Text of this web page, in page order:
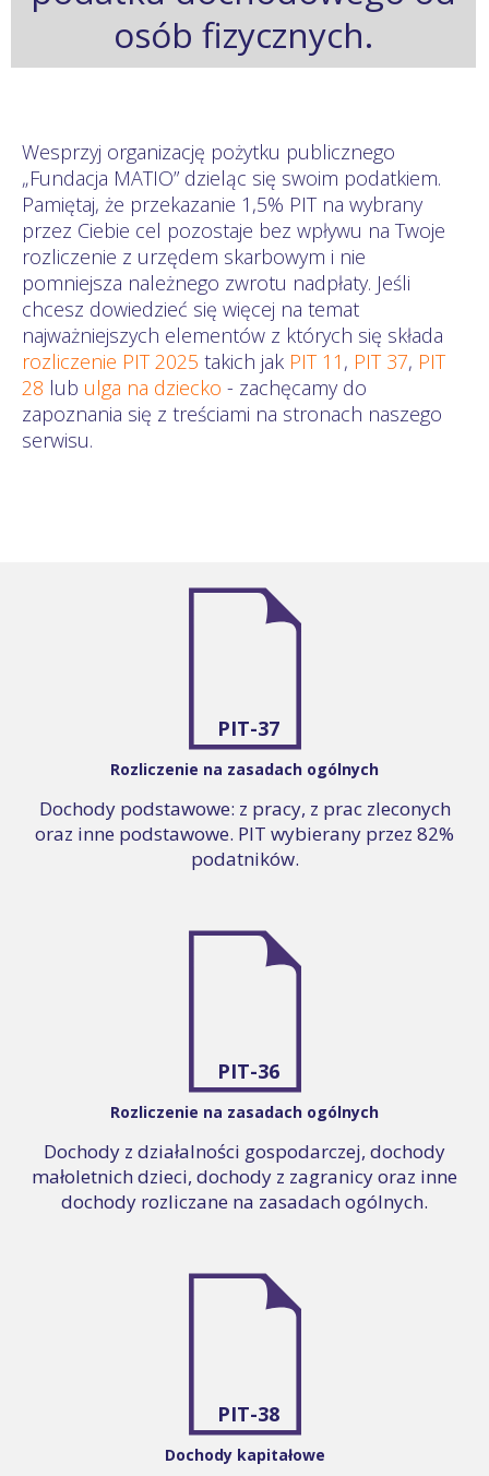
osób fizycznych.
Wesprzyj organizację pożytku publicznego
„Fundacja MATIO” dzieląc się swoim podatkiem.
Pamiętaj, że przekazanie 1,5% PIT na wybrany
przez Ciebie cel pozostaje bez wpływu na Twoje
rozliczenie z urzędem skarbowym i nie
pomniejsza należnego zwrotu nadpłaty. Jeśli
chcesz dowiedzieć się więcej na temat
najważniejszych elementów z których się składa
rozliczenie PIT 2025 takich jak PIT 11 , PIT 37, PIT
28 lub ulga na dziecko - zachęcamy do
zapoznania się z treściami na stronach naszego
serwisu.
PIT-37
Rozliczenie na zasadach ogólnych
Dochody podstawowe: z pracy, z prac zleconych
oraz inne podstawowe. PIT wybierany przez 82%
podatników.
PIT-36
Rozliczenie na zasadach ogólnych
Dochody z działalności gospodarczej, dochody
małoletnich dzieci, dochody z zagranicy oraz inne
dochody rozliczane na zasadach ogólnych.
PIT-38
Dochody kapitałowe